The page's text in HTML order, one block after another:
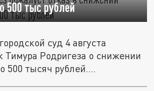
500 тыс рублей
суд 4 августа
Тимура Родригеза о снижении
500 тысяч рублей....